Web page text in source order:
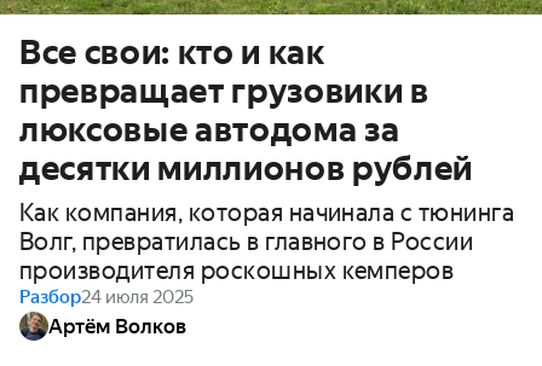
Все свои: кто и как
превращает грузовики в
люксовые автодома за
десятки миллионов рублей
Как компания, которая начинала с тюнинга
Волг, превратилась в главного в России
производителя роскошных кемперов
Разбор24 июля 2025
Артём Волков